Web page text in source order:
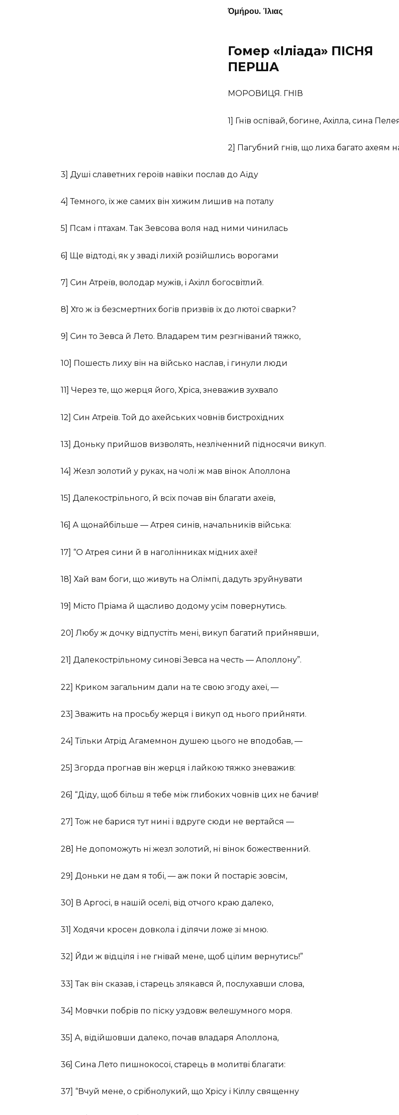
Όμήρου. Ίλιας
Гомер «Іліада» ПІСНЯ
ПЕРША
МОРОВИЦЯ. ГНІВ
1] Гнів оспівай, богине, Ахілла, сина
2] Пагубний гнів, що лиха багато ахеям
3] Душі славетних героїв навіки послав до Аїду
4] Темного, їх же самих він хижим лишив на поталу
5] Псам і птахам. Так Зевсова воля над ними чинилась
6] Ще відтоді, як у зваді лихій розійшлись ворогами
7] Син Атреїв, володар мужів, і Ахілл богосвітлий.
8] Хто ж із безсмертних богів призвів їх до лютої сварки?
9] Син то Зевса й Лето. Владарем тим резгніваний тяжко,
10] Пошесть лиху він на військо наслав, і гинули люди
11] Через те, що жерця його, Хріса, зневажив зухвало
12] Син Атреїв. Той до ахейських човнів бистрохідних
13] Доньку прийшов визволять, незліченний підносячи викуп.
14] Жезл золотий у руках, на чолі ж мав вінок Аполлона
15] Далекострільного, й всіх почав він благати ахеїв,
16] А щонайбільше — Атрея синів, начальників війська:
17] “О Атрея сини й в наголінниках мідних ахеї!
18] Хай вам боги, що живуть на Олімпі, дадуть зруйнувати
19] Місто Пріама й щасливо додому усім повернутись.
20] Любу ж дочку відпустіть мені, викуп багатий прийнявши,
21] Далекострільному синові Зевса на честь — Аполлону”.
22] Криком загальним дали на те свою згоду ахеї, —
23] Зважить на просьбу жерця і викуп од нього прийняти.
24] Тільки Атрід Агамемнон душею цього не вподобав, —
25] Згорда прогнав він жерця і лайкою тяжко зневажив:
26] “Діду, щоб більш я тебе між глибоких човнів цих не бачив!
27] Тож не барися тут нині і вдруге сюди не вертайся —
28] Не допоможуть ні жезл золотий, ні вінок божественний.
29] Доньки не дам я тобі, — аж поки й постаріє зовсім,
30] В Аргосі, в нашій оселі, від отчого краю далеко,
31] Ходячи кросен довкола і ділячи ложе зі мною.
32] Йди ж відціля і не гнівай мене, щоб цілим вернутись!”
33] Так він сказав, і старець злякався й, послухавши слова,
34] Мовчки побрів по піску уздовж велешумного моря.
35] А, відійшовши далеко, почав владаря Аполлона,
36] Сина Лето пишнокосої, старець в молитві благати:
37] “Вчуй мене, о срібнолукий, що Хрісу і Кіллу священну